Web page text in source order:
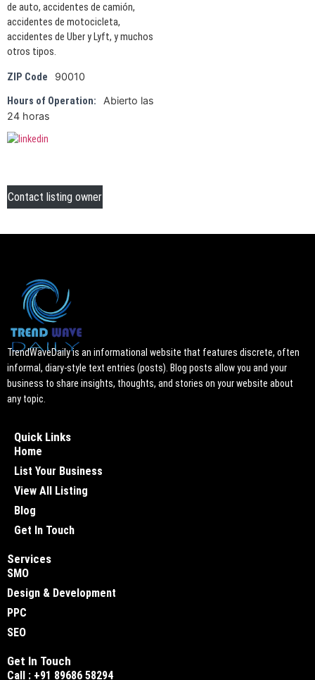
de auto, accidentes de camión,
accidentes de motocicleta,
accidentes de Uber y Lyft, y muchos
otros tipos.
ZIP Code 90010
Hours of Operation:
Abierto las
24 horas
Contact listing owner
TrendWaveDaily is an informational website that features discrete, often
informal, diary-style text entries (posts). Blog posts allow you and your
business to share insights, thoughts, and stories on your website about
any topic.
Quick Links
Home
List Your Business
View All Listing
Blog
Get In Touch
Services
SMO
Design & Development
PPC
SEO
Get In Touch
Call : +91 89686 58294